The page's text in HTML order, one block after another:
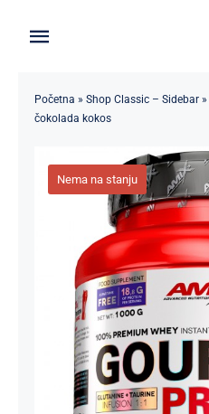
Toggle
Home
Brendovi
Štedljivko POPUSTI 5-50%
Početna » Shop Classic – Sidebar»
čokolada kokos
Nema na stanju